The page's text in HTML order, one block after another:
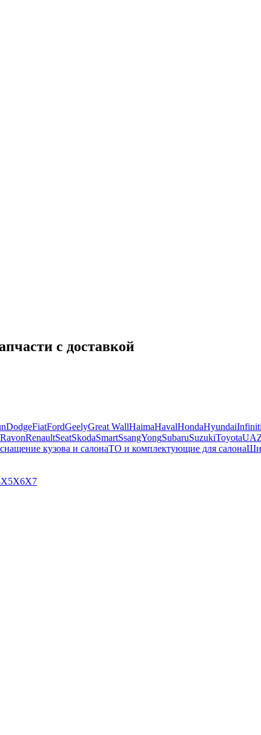
с доставкой
DodgeFiatFordGeelyGreat WallHaimaHavalHondaHyundaiInfiniti
RavonRenaultSeatSkodaSmartSsangYongSubaruSuzukiToyota
кузова и салонаТО и комплектующие для салона
X5X6X7